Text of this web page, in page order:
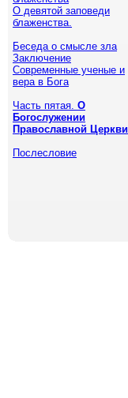
О девятой заповеди
блаженства.
Беседа о смысле зла
Заключение
Современные ученые и
вера в Бога
Часть пятая. О
Богослужении
Православной Церкви
Послесловие